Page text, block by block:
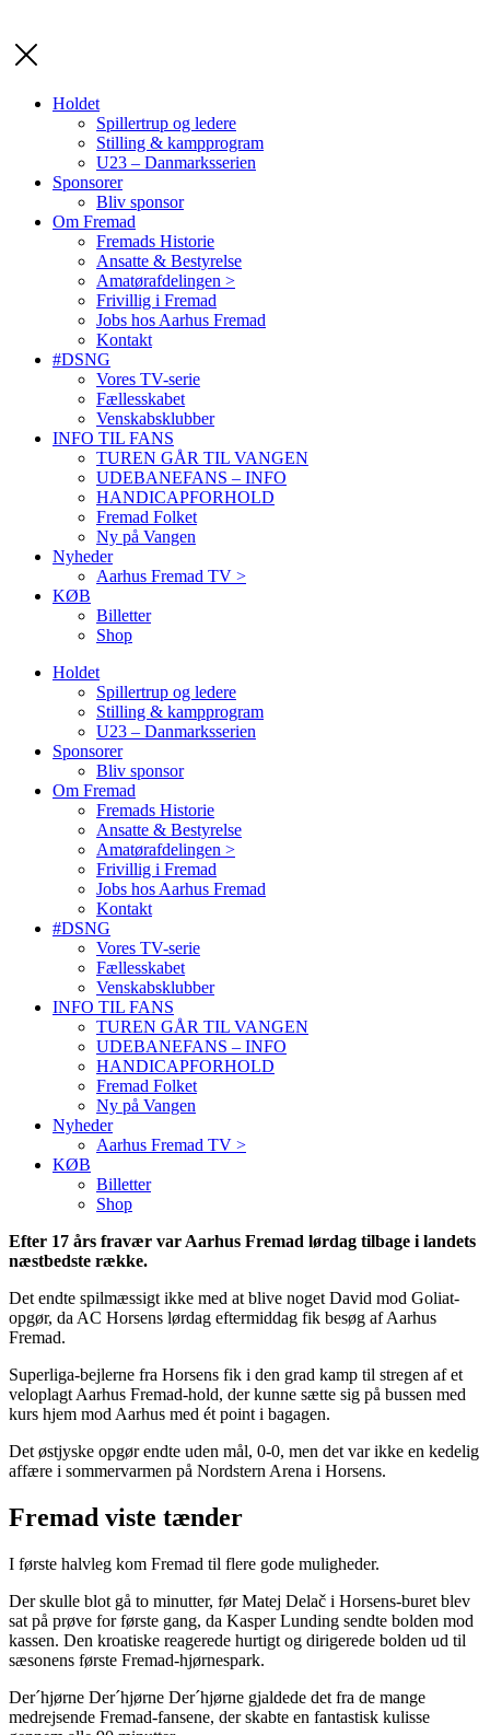
Holdet
Spillertrup og ledere
Stilling & kampprogram
U23 – Danmarksserien
Sponsorer
Bliv sponsor
Om Fremad
Fremads Historie
Ansatte & Bestyrelse
Amatørafdelingen >
Frivillig i Fremad
Jobs hos Aarhus Fremad
Kontakt
#DSNG
Vores TV-serie
Fællesskabet
Venskabsklubber
INFO TIL FANS
TUREN GÅR TIL VANGEN
UDEBANEFANS – INFO
HANDICAPFORHOLD
Fremad Folket
Ny på Vangen
Nyheder
Aarhus Fremad TV >
KØB
Billetter
Shop
Holdet
Spillertrup og ledere
Stilling & kampprogram
U23 – Danmarksserien
Sponsorer
Bliv sponsor
Om Fremad
Fremads Historie
Ansatte & Bestyrelse
Amatørafdelingen >
Frivillig i Fremad
Jobs hos Aarhus Fremad
Kontakt
#DSNG
Vores TV-serie
Fællesskabet
Venskabsklubber
INFO TIL FANS
TUREN GÅR TIL VANGEN
UDEBANEFANS – INFO
HANDICAPFORHOLD
Fremad Folket
Ny på Vangen
Nyheder
Aarhus Fremad TV >
KØB
Billetter
Shop
Efter 17 års fravær var Aarhus Fremad lørdag tilbage i landets
næstbedste række.
Det endte spilmæssigt ikke med at blive noget David mod Goliat-
opgør, da AC Horsens lørdag eftermiddag fik besøg af Aarhus
Fremad.
Superliga-bejlerne fra Horsens fik i den grad kamp til stregen af et
veloplagt Aarhus Fremad-hold, der kunne sætte sig på bussen med
kurs hjem mod Aarhus med ét point i bagagen.
Det østjyske opgør endte uden mål, 0-0, men det var ikke en kedelig
affære i sommervarmen på Nordstern Arena i Horsens.
Fremad viste tænder
I første halvleg kom Fremad til flere gode muligheder.
Der skulle blot gå to minutter, før Matej Delač i Horsens-buret blev
sat på prøve for første gang, da Kasper Lunding sendte bolden mod
kassen. Den kroatiske reagerede hurtigt og dirigerede bolden ud til
sæsonens første Fremad-hjørnespark.
Der´hjørne Der´hjørne Der´hjørne gjaldede det fra de mange
medrejsende Fremad-fansene, der skabte en fantastisk kulisse